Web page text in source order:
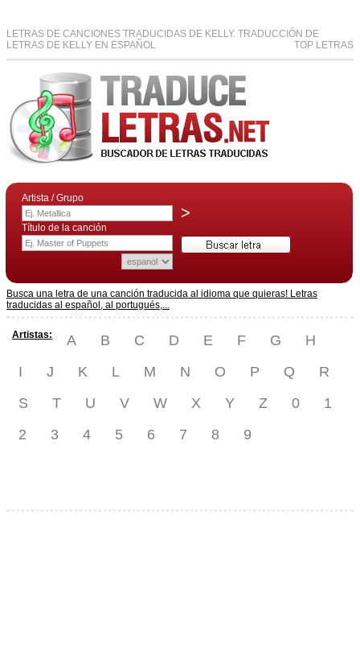
LETRAS DE CANCIONES TRADUCIDAS DE KELLY. TRADUCCIÓN DE
LETRAS DE KELLY EN ESPAÑOL
TOP LETRAS
Artista / Grupo
>
Título de la canción
Busca una letra de una canción traducida al idioma que quieras! Letras
traducidas al español, al portugués,...
Artistas: A B C D E F G
H
I
J K L M N O P Q
R
S
T U V W X Y Z 0
1
2
3 4 5 6 7 8 9